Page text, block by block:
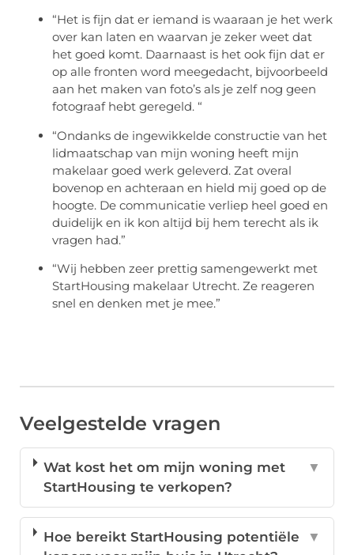
“Het is fijn dat er iemand is waaraan je het werk
over kan laten en waarvan je zeker weet dat
het goed komt. Daarnaast is het ook fijn dat er
op alle fronten word meegedacht, bijvoorbeeld
aan het maken van foto’s als je zelf nog geen
fotograaf hebt geregeld. “
“Ondanks de ingewikkelde constructie van het
lidmaatschap van mijn woning heeft mijn
makelaar goed werk geleverd. Zat overal
bovenop en achteraan en hield mij goed op de
hoogte. De communicatie verliep heel goed en
duidelijk en ik kon altijd bij hem terecht als ik
vragen had.”
“Wij hebben zeer prettig samengewerkt met
StartHousing makelaar Utrecht. Ze reageren
snel en denken met je mee.”
Veelgestelde vragen
Wat kost het om mijn woning met
StartHousing te verkopen?
▼
Hoe bereikt StartHousing potentiële
▼